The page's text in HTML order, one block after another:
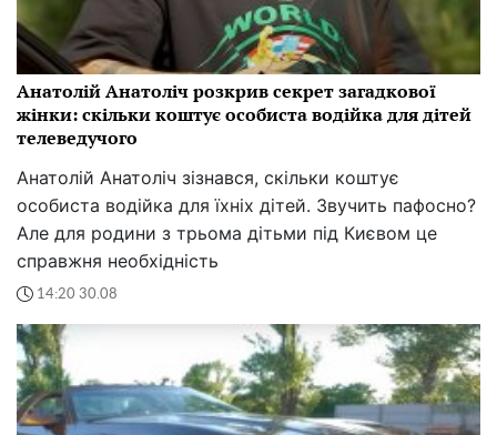
Анатолій Анатоліч розкрив секрет загадкової
жінки: скільки коштує особиста водійка для дітей
телеведучого
Анатолій Анатоліч зізнався, скільки коштує
особиста водійка для їхніх дітей. Звучить пафосно?
Але для родини з трьома дітьми під Києвом це
справжня необхідність
14:20 30.08